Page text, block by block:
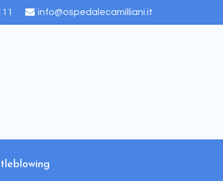
info@ospedalecamilliani.it